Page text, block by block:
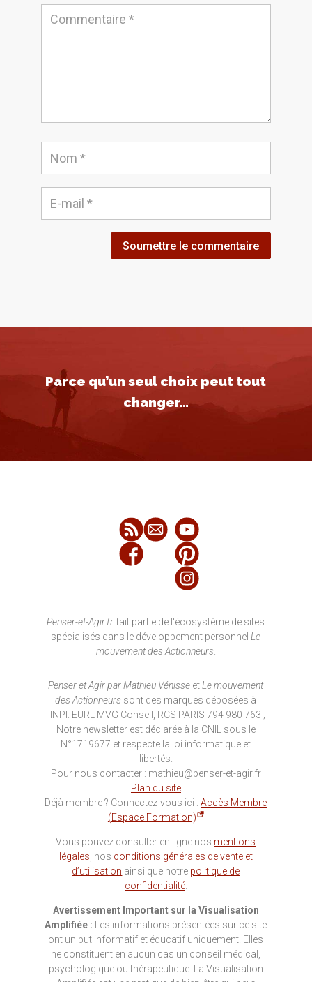
Soumettre le commentaire
Parce qu’un seul choix peut tout
changer…
Penser-et-Agir.fr fait partie de l'écosystème de sites
spécialisés dans le développement personnelLe
mouvement des Actionneurs.
Penser et Agir par Mathieu Vénisse et Le mouvement
des Actionneurs sont des marques déposées à
l'INPI. EURL MVG Conseil, RCS PARIS 794 980 763 ;
Notre newsletter est déclarée à la CNIL sous le
N°1719677 et respecte la loi informatique et
libertés.
Pour nous contacter : mathieu@penser-et-agir.fr
Plan du site
Déjà membre ? Connectez-vous ici :Accès Membre
(Espace Formation)
Vous pouvez consulter en ligne nos mentions
légales, nos conditions générales de vente et
d’utilisation ainsi que notre politique de
confidentialité.
Avertissement Important sur la Visualisation
Amplifiée : Les informations présentées sur ce site
ont un but informatif et éducatif uniquement. Elles
ne constituent en aucun cas un conseil médical,
psychologique ou thérapeutique. La Visualisation